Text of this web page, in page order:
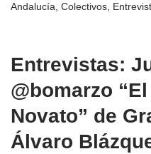
Andalucía Colectivos
Entrevistas:
@bomarzo
Novato” de
Álvaro